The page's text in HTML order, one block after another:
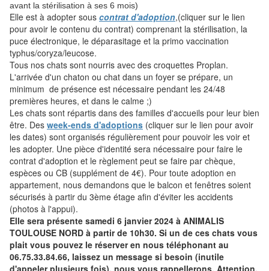
avant la stérilisation à ses 6 mois)
Elle est à adopter sous contrat d'adoption,(cliquer sur le lien
pour avoir le contenu du contrat) comprenant la stérilisation, la
puce électronique, le déparasitage et la primo vaccination
typhus/coryza/leucose.
Tous nos chats sont nourris avec des croquettes Proplan.
L'arrivée d'un chaton ou chat dans un foyer se prépare, un
minimum de présence est nécessaire pendant les 24/48
premières heures, et dans le calme ;)
Les chats sont répartis dans des familles d'accueils pour leur bien
être. Des week-ends d'adoptions (cliquer sur le lien pour avoir
les dates) sont organisés régulièrement pour pouvoir les voir et
les adopter. Une pièce d'identité sera nécessaire pour faire le
contrat d'adoption et le règlement peut se faire par chèque,
espèces ou CB (supplément de 4€). Pour toute adoption en
appartement, nous demandons que le balcon et fenêtres soient
sécurisés à partir du 3ème étage afin d'éviter les accidents
(photos à l'appui).
Elle sera présente samedi 6 janvier 2024 à ANIMALIS
TOULOUSE NORD à partir de 10h30. Si un de ces chats vous
plait vous pouvez le réserver en nous téléphonant au
06.75.33.84.66, laissez un message si besoin (inutile